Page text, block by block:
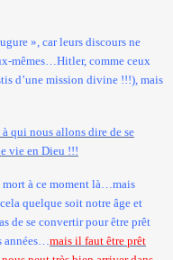
», car leurs discours ne
mêmes…Hitler, comme ceux
d’une mission divine !!!), mais
à qui nous allons dire de se
vie en Dieu !!!
mort à ce moment là…mais
quelque soit notre âge et
de se convertir pour être prêt
mais il faut être prêt